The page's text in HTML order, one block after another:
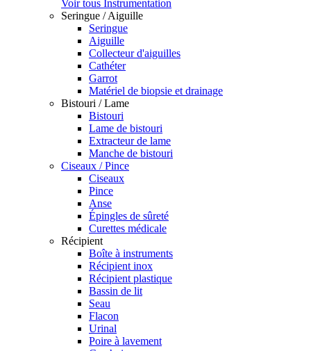
Voir tous Instrumentation
Seringue / Aiguille
Seringue
Aiguille
Collecteur d'aiguilles
Cathéter
Garrot
Matériel de biopsie et drainage
Bistouri / Lame
Bistouri
Lame de bistouri
Extracteur de lame
Manche de bistouri
Ciseaux / Pince
Ciseaux
Pince
Anse
Épingles de sûreté
Curettes médicale
Récipient
Boîte à instruments
Récipient inox
Récipient plastique
Bassin de lit
Seau
Flacon
Urinal
Poire à lavement